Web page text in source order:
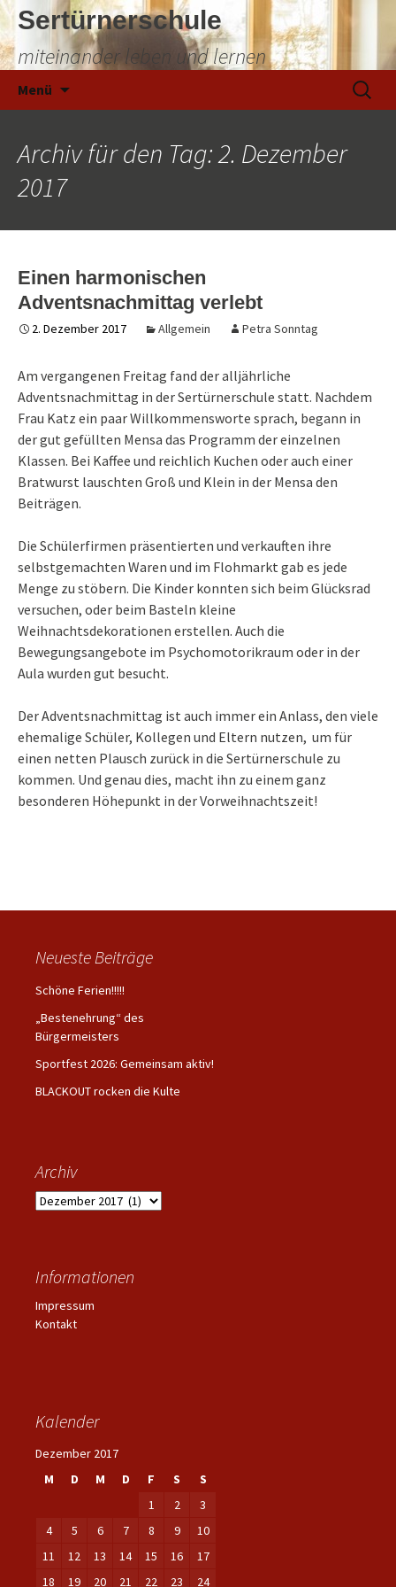
Sertürnerschule
miteinander leben und lernen
Menü
Suchen
nach:
Archiv für den Tag: 2. Dezember
2017
Einen harmonischen
Adventsnachmittag verlebt
2. Dezember 2017 Allgemein Petra Sonntag
Am vergangenen Freitag fand der alljährliche
Adventsnachmittag in der Sertürnerschule statt. Nachdem
Frau Katz ein paar Willkommensworte sprach, begann in
der gut gefüllten Mensa das Programm der einzelnen
Klassen. Bei Kaffee und reichlich Kuchen oder auch einer
Bratwurst lauschten Groß und Klein in der Mensa den
Beiträgen.
Die Schülerfirmen präsentierten und verkauften ihre
selbstgemachten Waren und im Flohmarkt gab es jede
Menge zu stöbern. Die Kinder konnten sich beim Glücksrad
versuchen, oder beim Basteln kleine
Weihnachtsdekorationen erstellen. Auch die
Bewegungsangebote im Psychomotorikraum oder in der
Aula wurden gut besucht.
Der Adventsnachmittag ist auch immer ein Anlass, den viele
ehemalige Schüler, Kollegen und Eltern nutzen, um für
einen netten Plausch zurück in die Sertürnerschule zu
kommen. Und genau dies, macht ihn zu einem ganz
besonderen Höhepunkt in der Vorweihnachtszeit!
Neueste Beiträge
Schöne Ferien!!!!!
„Bestenehrung“ des
Bürgermeisters
Sportfest 2026: Gemeinsam aktiv!
BLACKOUT rocken die Kulte
Archiv
Archiv
Informationen
Impressum
Kontakt
Kalender
Dezember 2017
M
D M D F S
S
1
2
3
4
5 6 7 8 9
10
11
12 13 14 15 16
17
18
19 20 21 22 23 24